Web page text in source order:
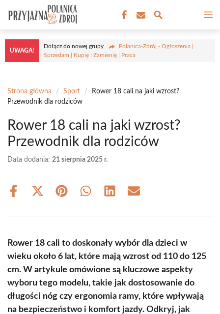
treści
UWAGA!
Dołącz do nowej grupy
Polanica-Zdrój - Ogłoszenia |
Sprzedam | Kupię | Zamienię | Praca
Strona główna / Sport /
Rower 18 cali na jaki wzrost?
Przewodnik dla rodziców
Rower 18 cali na jaki wzrost?
Przewodnik dla rodziców
Data dodania: 21 sierpnia 2025 r.
Share
Share
(Twitter)
Share Share Share Share
Rower 18 cali to doskonały wybór dla dzieci w
wieku około 6 lat, które mają wzrost od 110 do 125
cm. W artykule omówione są kluczowe aspekty
wyboru tego modelu, takie jak dostosowanie do
długości nóg czy ergonomia ramy, które wpływają
na bezpieczeństwo i komfort jazdy. Odkryj, jak